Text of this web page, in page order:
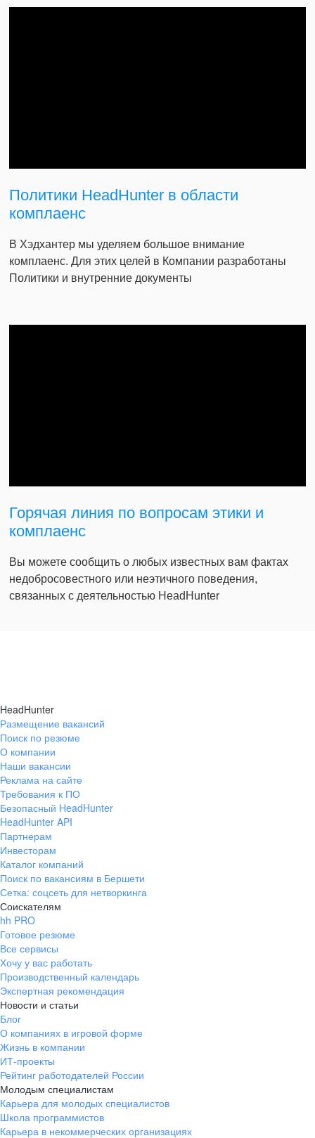
Политики HeadHunter в области
комплаенс
В Хэдхантер мы уделяем большое внимание
комплаенс. Для этих целей в Компании разработаны
Политики и внутренние документы
Горячая линия по вопросам этики и
комплаенс
Вы можете сообщить о любых известных вам фактах
недобросовестного или неэтичного поведения,
связанных с деятельностью HeadHunter
HeadHunter
Размещение вакансий
Поиск по резюме
О компании
Наши вакансии
Реклама на сайте
Требования к ПО
Безопасный HeadHunter
HeadHunter API
Партнерам
Инвесторам
Каталог компаний
Поиск по вакансиям в Бершети
Сетка: соцсеть для нетворкинга
Соискателям
hh PRO
Готовое резюме
Все сервисы
Хочу у вас работать
Производственный календарь
Экспертная рекомендация
Новости и статьи
Блог
О компаниях в игровой форме
Жизнь в компании
ИТ-проекты
Рейтинг работодателей России
Молодым специалистам
Карьера для молодых специалистов
Школа программистов
Карьера в некоммерческих организациях